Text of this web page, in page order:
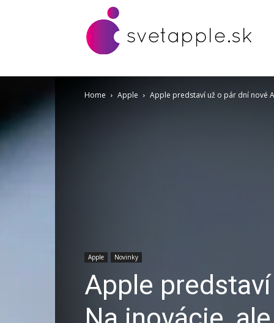
Home Apple Apple predstaví už o pár dní nové
Apple Novinky
Apple